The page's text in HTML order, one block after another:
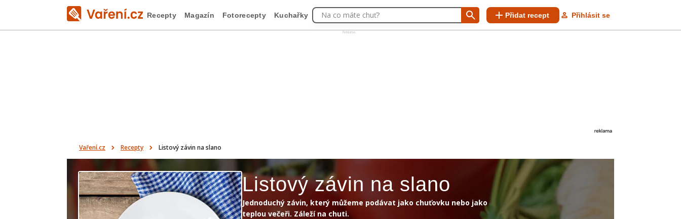
Reklama
Recepty Magazín Fotorecepty Kuchařky Na co máte chuť? Přidat recept Přihlásit se
Vaření.cz Recepty Listový závin na slano
Listový závin na slano
Jednoduchý závin, který můžeme podávat jako chuťovku nebo jako
teplou večeři. Záleží na chuti.